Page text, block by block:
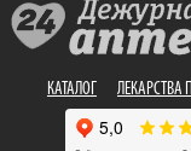
КАТАЛОГ ЛЕКАРСТВА